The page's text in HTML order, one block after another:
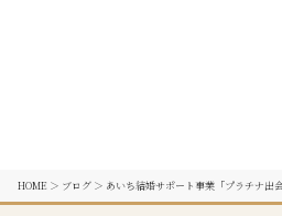
HOME＞ ブログ＞ あいち結婚サポート事業「プラチナ出